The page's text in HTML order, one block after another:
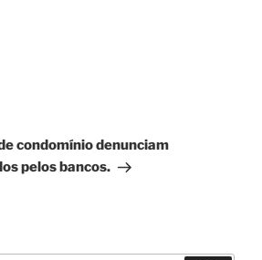
condomínio denunciam
pelos bancos.